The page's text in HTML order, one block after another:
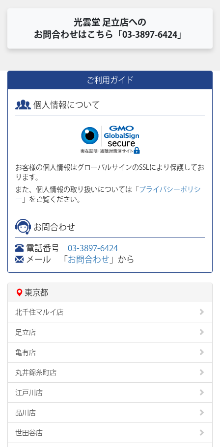
光雲堂 足立店への
お問合わせはこちら「03-3897-6424」
ご利用ガイド
個人情報について
お客様の個人情報はグローバルサインのSSLにより保護してお
ります。
また、個人情報の取り扱いについては「 プライバシーポリシ
ー 」をご覧ください。
お問合わせ
電話番号 03-3897-6424
メール 「 お問合わせ 」から
東京都
北千住マルイ店
足立店
亀有店
丸井錦糸町店
江戸川店
品川店
世田谷店